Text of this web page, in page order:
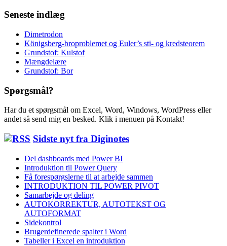
Seneste indlæg
Dimetrodon
Königsberg-broproblemet og Euler’s sti- og kredsteorem
Grundstof: Kulstof
Mængdelære
Grundstof: Bor
Spørgsmål?
Har du et spørgsmål om Excel, Word, Windows, WordPress eller
andet så send mig en besked. Klik i menuen på Kontakt!
Sidste nyt fra Diginotes
Del dashboards med Power BI
Introduktion til Power Query
Få forespørgslerne til at arbejde sammen
INTRODUKTION TIL POWER PIVOT
Samarbejde og deling
AUTOKORREKTUR, AUTOTEKST OG
AUTOFORMAT
Sidekontrol
Brugerdefinerede spalter i Word
Tabeller i Excel en introduktion